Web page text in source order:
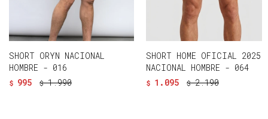
SHORT ORYN NACIONAL
HOMBRE - 016
$ 995 $ 1.990
SHORT HOME OFICIAL 2025
NACIONAL HOMBRE - 064
$ 1.095 $ 2.190